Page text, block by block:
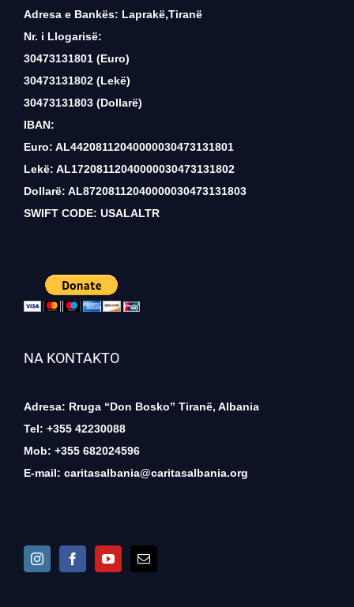
Adresa e Bankës: Laprakë,Tiranë
Nr. i Llogarisë:
30473131801 (Euro)
30473131802 (Lekë)
30473131803 (Dollarë)
IBAN:
Euro: AL44208112040000030473131801
Lekë: AL17208112040000030473131802
Dollarë: AL87208112040000030473131803
SWIFT CODE: USALALTR
NA KONTAKTO
Adresa: Rruga “Don Bosko” Tiranë, Albania
Tel: +355 42230088
Mob: +355 682024596
E-mail: caritasalbania@caritasalbania.org